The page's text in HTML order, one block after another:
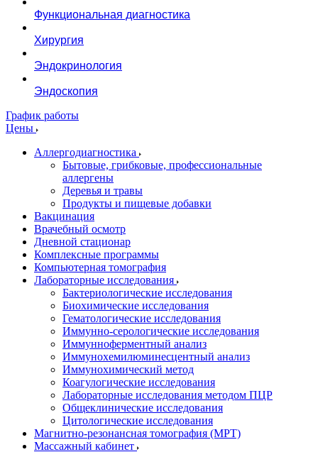
Функциональная диагностика
Хирургия
Эндокринология
Эндоскопия
График работы
Цены
Аллергодиагностика
Бытовые, грибковые, профессиональные
аллергены
Деревья и травы
Продукты и пищевые добавки
Вакцинация
Врачебный осмотр
Дневной стационар
Комплексные программы
Компьютерная томография
Лабораторные исследования
Бактериологические исследования
Биохимические исследования
Гематологические исследования
Иммунно-серологические исследования
Иммунноферментный анализ
Иммунохемилюминесцентный анализ
Иммунохимический метод
Коагулогические исследования
Лабораторные исследования методом ПЦР
Общеклинические исследования
Цитологические исследования
Магнитно-резонансная томография (МРТ)
Массажный кабинет